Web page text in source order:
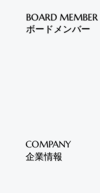
BOARD MEMBER
ボードメンバー
COMPANY
​企業情報